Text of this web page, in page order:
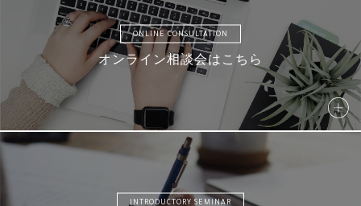
AMD17 AMD20
AMD23
ONLINE CONSULTATION
オンライン相談会はこちら
INTRODUCTORY SEMINAR